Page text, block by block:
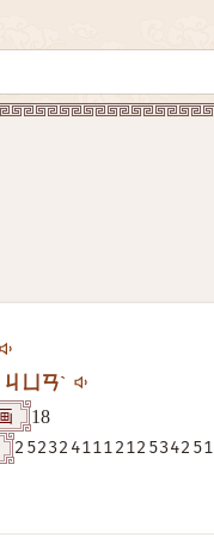
ㄐㄩㄢˋ
18
252324111212534251